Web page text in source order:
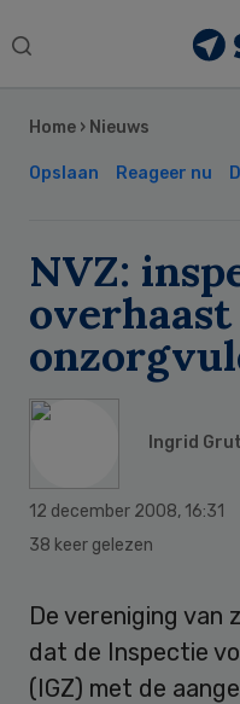
Search
Home › Nieuws
Opslaan Reageer nu
NVZ:
overhaast
Ingrid
12 december 2008, 16:31
38 keer gelezen
De vereniging van
dat de Inspectie
(IGZ) met de
Sidebar